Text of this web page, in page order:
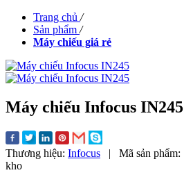
Trang chủ /
Sản phẩm /
Máy chiếu giá rẻ
Máy chiếu Infocus IN245
Thương hiệu: Infocus | Mã sản phẩm:
kho